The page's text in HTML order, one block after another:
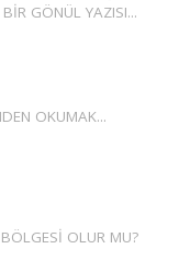
GÖNÜL YAZISI...
OKUMAK...
OLUR MU?